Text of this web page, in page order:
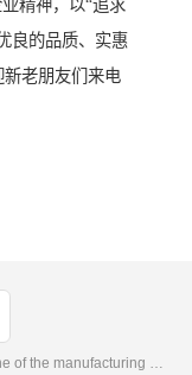
精神，以“追求
良的品质、实惠
老朋友们来电